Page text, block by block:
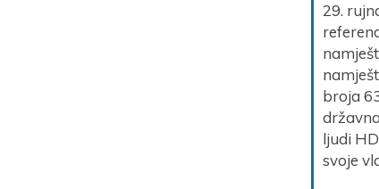
29.
broja
ljudi
svoje